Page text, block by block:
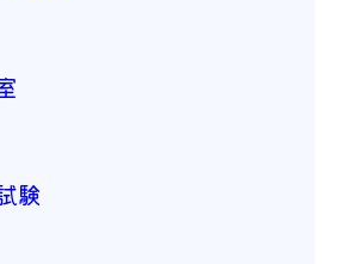
験